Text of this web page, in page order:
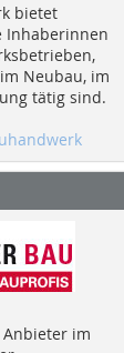
bietet
Inhaberinnen
Neubau, im
tätig sind.
Anbieter im